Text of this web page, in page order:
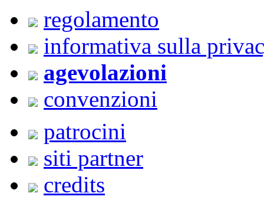
regolamento
informativa sulla
agevolazioni
convenzioni
patrocini
siti partner
credits